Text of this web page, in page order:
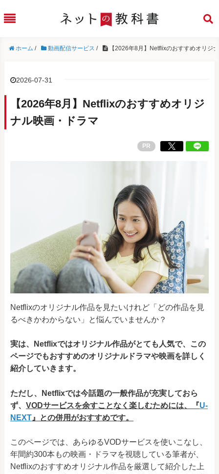
ホーム / 動画配信サービス / 【2026年8月】Netflixのおすすめオリジ
2026-07-31
【2026年8月】Netflixのおすすめオリジ
ナル映画・ドラマ
PR
Netflixのオリジナル作品を見たいけれど「どの作品を 見
るべきかわからない」 と悩んでいませんか ？
実は、Netflixではオリジナル作品がとても人気で、この
ページでもおすすめのオリジナルドラマや映画を詳しく
紹介していきます。
ただし、Netflixでは今話題の一般作品が充実しておら
ず、 VODサービスを余すことなく楽しむためには、『U-
NEXT 』との併用がおすすめです。
このページでは、あらゆるVODサービスを使いこなし、
年間約300本 もの映画・ドラマを視聴している筆者が、
Netflixのおすすめオリジナル作品を厳選して紹介した上